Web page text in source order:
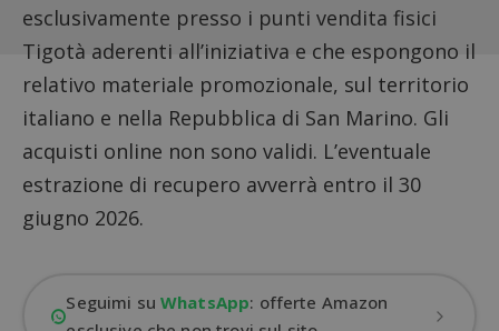
esclusivamente presso i punti vendita fisici
Tigotà aderenti all’iniziativa e che espongono il
relativo materiale promozionale, sul territorio
italiano e nella Repubblica di San Marino. Gli
acquisti online non sono validi. L’eventuale
estrazione di recupero avverrà entro il 30
giugno 2026.
Seguimi suWhatsApp: offerte Amazon